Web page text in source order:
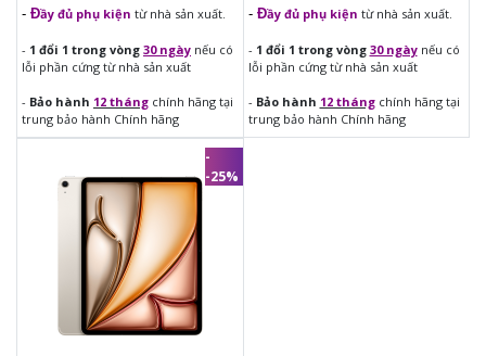
- Đầy đủ phụ kiện từ nhà sản xuất.
- 1 đổi 1 trong vòng 30 ngày nếu có
lỗi phần cứng từ nhà sản xuất
- Bảo hành 12 tháng chính hãng tại
trung bảo hành Chính hãng
- Đầy đủ phụ kiện từ nhà sản xuất.
- 1 đổi 1 trong vòng 30 ngàynếu có
lỗi phần cứng từ nhà sản xuất
- Bảo hành 12 thángchính hãng tại
trung bảo hành Chính hãng
-
-25%
20.890.000đ 16.690.000đ
ầy đủ phụ kiệntừ nhà sản
1 đổi 1 trong vòng 30 ngày
có lỗi phần cứng từ nhà sản xuất
Bảo hành 12 thángchính hãng